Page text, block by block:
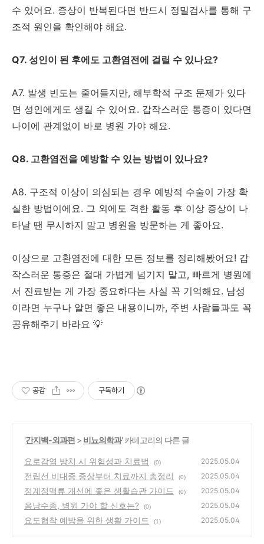
수 있어요. 증상이 반복된다면 반드시 정밀검사를 통해 구
조적 원인을 확인해야 해요.
Q7. 성인이 된 후에도 고환염전에 걸릴 수 있나요?
A7. 발생 빈도는 줄어들지만, 해부학적 구조 문제가 있다
면 성인에게도 생길 수 있어요. 갑작스러운 통증이 있다면
나이에 관계없이 바로 병원 가야 해요.
Q8. 고환염전을 예방할 수 있는 방법이 있나요?
A8. 구조적 이상이 의심되는 경우 예방적 수술이 가장 확
실한 방법이에요. 그 외에도 격한 활동 후 이상 증상이 나
타날 땐 무시하지 말고 병원을 방문하는 게 좋아요.
이상으로 고환염전에 대한 모든 정보를 정리해봤어요! 갑
작스러운 통증은 절대 가볍게 넘기지 말고, 빠르게 병원에
서 진료받는 게 가장 중요하다는 사실 꼭 기억해요. 남성
이라면 누구나 알면 좋은 내용이니까, 주변 사람들과도 꼭
공유해주기 바라요 💡
공감 구독하기
'간지백-외과편 > 비뇨의학과' 카테고리의 다른 글
요로감염 방치 시 위험성과 치료법 (0) 2025.05.04
전립선 비대증 증상부터 치료까지 총정리 (0) 2025.05.04
정계정맥류 개선에 좋은 생활습관 가이드 (0) 2025.05.04
음낭수종, 병원 가야 할 신호는? (0) 2025.05.04
요도협착 예방을 위한 생활 가이드 (1) 2025.05.04